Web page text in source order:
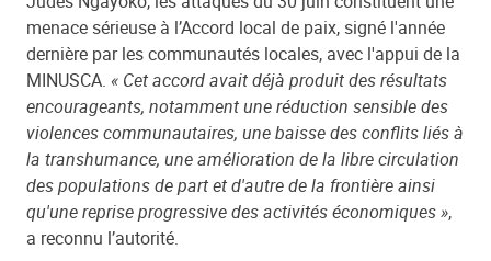
menace sérieuse à l’Accord local de paix, signé l'année
dernière par les communautés locales, avec l'appui de la
MINUSCA. « Cet accord avait déjà produit des résultats
encourageants, notamment une réduction sensible des
violences communautaires, une baisse des conflits liés à
la transhumance, une amélioration de la libre circulation
des populations de part et d'autre de la frontière ainsi
qu'une reprise progressive des activités économiques »,
a reconnu l’autorité.